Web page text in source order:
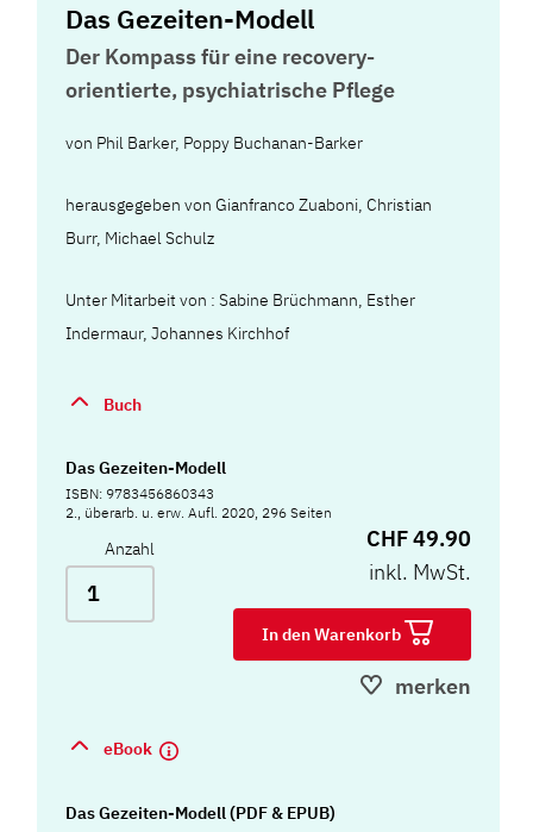
Das Gezeiten-Modell
Der Kompass für eine recovery-
orientierte, psychiatrische Pflege
von Phil Barker, Poppy Buchanan-Barker
herausgegeben von Gianfranco Zuaboni, Christian
Burr, Michael Schulz
Unter Mitarbeit von : Sabine Brüchmann, Esther
Indermaur, Johannes Kirchhof
Buch
Das Gezeiten-Modell
ISBN: 9783456860343
2., überarb. u. erw. Aufl. 2020, 296 Seiten
Anzahl
CHF 49.90
inkl. MwSt.
In den Warenkorb
merken
eBook
Das Gezeiten-Modell (PDF & EPUB)